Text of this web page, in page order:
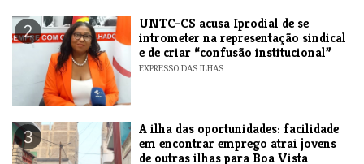
2
UNTC-CS acusa Iprodial de se
intrometer na representação sindical
e de criar “confusão institucional”
EXPRESSO DAS ILHAS
3
A ilha das oportunidades: facilidade
em encontrar emprego atrai jovens
de outras ilhas para Boa Vista